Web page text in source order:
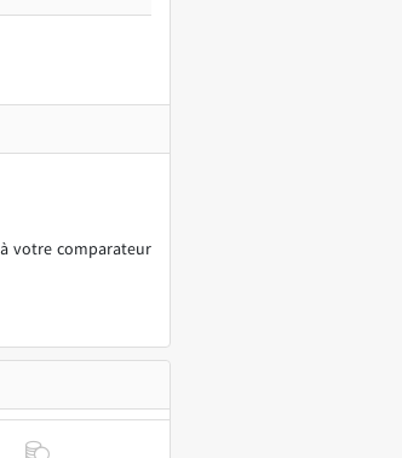
votre comparateur